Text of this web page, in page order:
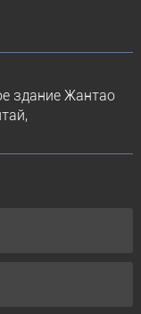
здание Жантао